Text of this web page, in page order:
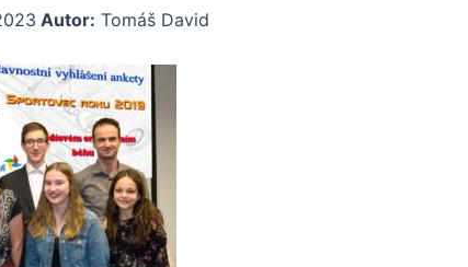
Autor: Tomáš David